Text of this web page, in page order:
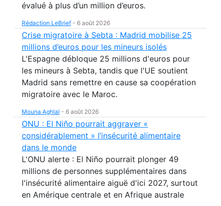
évalué à plus d’un million d’euros.
Rédaction LeBrief - 6 août 2026
Crise migratoire à Sebta : Madrid mobilise 25
millions d’euros pour les mineurs isolés
L'Espagne débloque 25 millions d'euros pour
les mineurs à Sebta, tandis que l'UE soutient
Madrid sans remettre en cause sa coopération
migratoire avec le Maroc.
Mouna Aghlal - 6 août 2026
ONU : El Niño pourrait aggraver «
considérablement » l’insécurité alimentaire
dans le monde
L'ONU alerte : El Niño pourrait plonger 49
millions de personnes supplémentaires dans
l'insécurité alimentaire aiguë d'ici 2027, surtout
en Amérique centrale et en Afrique australe